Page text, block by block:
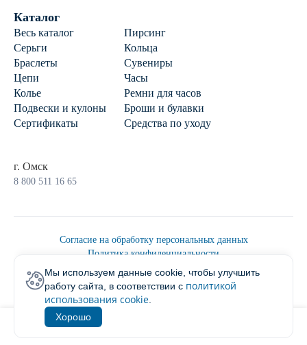
1
Каталог
Весь каталог
Пирсинг
Серьги
Кольца
Браслеты
Сувениры
Цепи
Часы
Колье
Ремни для часов
Подвески и кулоны
Броши и булавки
Сертификаты
Средства по уходу
г. Омск
8 800 511 16 65
Согласие на обработку персональных данных
Политика конфиденциальности
Политика обработки персональных данных
Пользовательским соглашением
2026 © Ювелирторг
Мы используем данные cookie, чтобы улучшить
работу сайта, в соответствии с политикой
использования cookie
Хорошо